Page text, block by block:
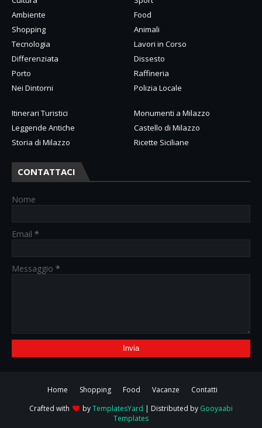
Ambiente
Food
Shopping
Animali
Tecnologia
Lavori in Corso
Differenziata
Dissesto
Porto
Raffineria
Nei Dintorni
Polizia Locale
Itinerari Turistici
Monumenti a Milazzo
Leggende Antiche
Castello di Milazzo
Storia di Milazzo
Ricette Siciliane
CONTATTACI
Nome
Email *
Messaggio *
Home Shopping Food Vacanze
Contatti
Crafted with
byTemplatesYard | Distributed by Gooyaabi
Templates